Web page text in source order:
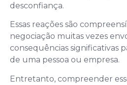
desconfiança.
Essas reações são
negociação muitas vezes
consequências significativas
de uma pessoa ou empresa.
Entretanto, compreender